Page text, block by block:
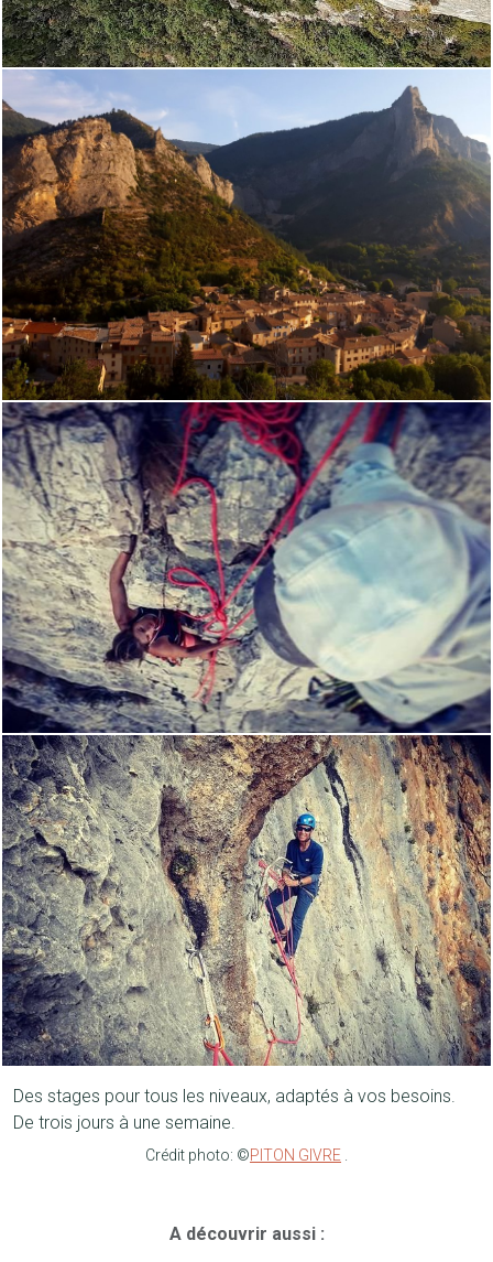
Des stages pour tous les niveaux, adaptés à vos besoins.
De trois jours à une semaine.
Crédit photo: ©PITON GIVRE
A découvrir aussi :